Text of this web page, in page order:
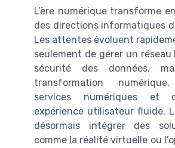
L’ère numérique transforme
des directions informatiques
Les attentes évoluent
seulement de gérer un réseau
sécurité des données,
transformation
services numériques et
expérience utilisateur fluide.
désormais intégrer des
comme la réalité virtuelle ou